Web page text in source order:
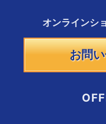
オンラインシ
お問